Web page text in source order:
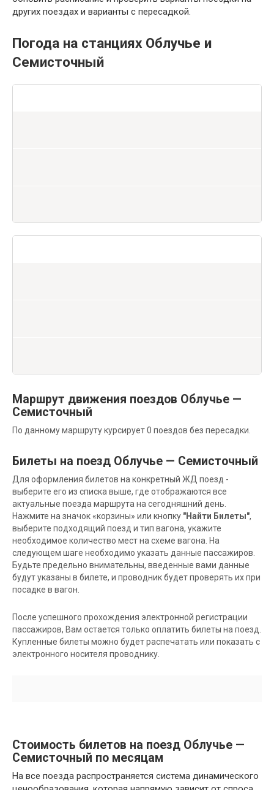
других поездах и варианты с пересадкой.
Погода на станциях Облучье и
Семисточный
Маршрут движения поездов Облучье —
Семисточный
По данному маршруту курсирует 0 поездов без пересадки.
Билеты на поезд Облучье — Семисточный
Для оформления билетов на конкретный ЖД поезд -
выберите его из списка выше, где отображаются все
актуальные поезда маршрута на сегодняшний день.
Нажмите на значок «корзины» или кнопку "Найти Билеты",
выберите подходящий поезд и тип вагона, укажите
необходимое количество мест на схеме вагона. На
следующем шаге необходимо указать данные пассажиров.
Будьте предельно внимательны, введенные вами данные
будут указаны в билете, и проводник будет проверять их при
посадке в вагон.
После успешного прохождения электронной регистрации
пассажиров, Вам остается только оплатить билеты на поезд.
Купленные билеты можно будет распечатать или показать с
электронного носителя проводнику.
Стоимость билетов на поезд Облучье —
Семисточный по месяцам
На все поезда распространяется система динамического